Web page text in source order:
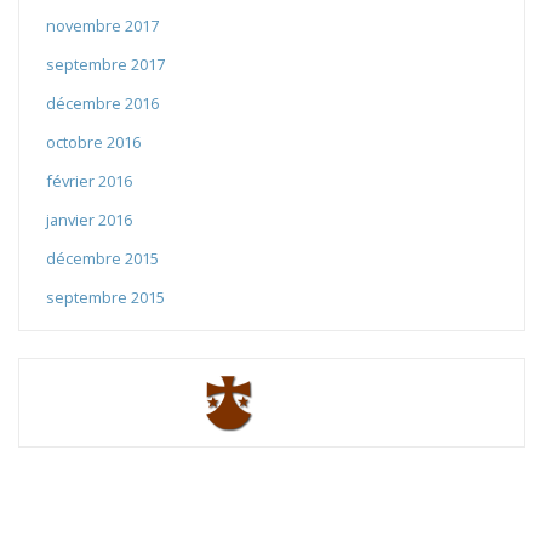
novembre 2017
septembre 2017
décembre 2016
octobre 2016
février 2016
janvier 2016
décembre 2015
septembre 2015